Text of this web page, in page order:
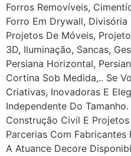
Forros Removíveis,
Forro Em Drywall,
Projetos De Móveis,
3D, Iluminação, Sancas,
Persiana Horizontal,
Cortina Sob Medida,.. Se
Criativas, Inovadoras E
Independente Do
Construção Civil E
Parcerias Com
A Atuance Decore